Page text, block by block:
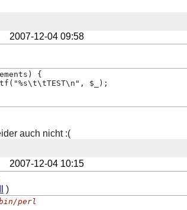
2007-12-04 09:58
{
$_);
auch nicht :(
2007-12-04 10:15
)
perl